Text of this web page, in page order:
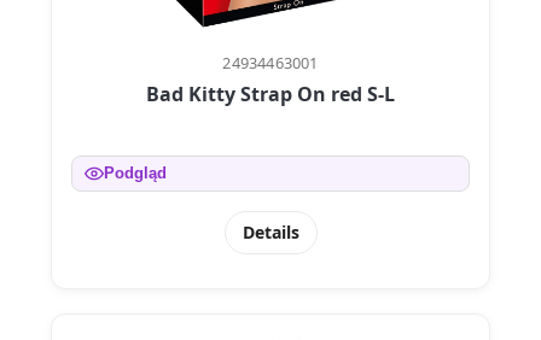
24934463001
Bad Kitty Strap On red S-L
Podgląd
Details